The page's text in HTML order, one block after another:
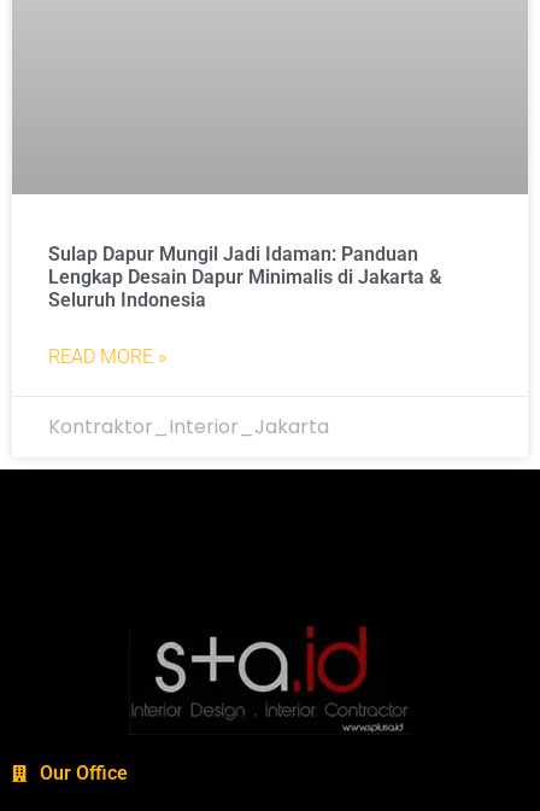
Sulap Dapur Mungil Jadi Idaman: Panduan
Lengkap Desain Dapur Minimalis di Jakarta &
Seluruh Indonesia
READ MORE »
Kontraktor_Interior_Jakarta
Our Office